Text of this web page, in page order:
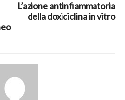
L’azione antinfiammatoria
della doxiciclina in vitro